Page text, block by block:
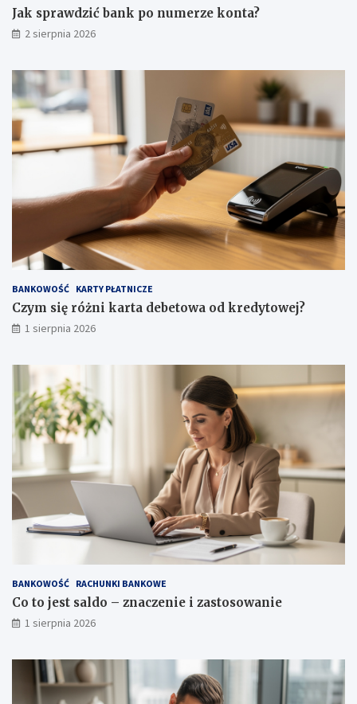
Jak sprawdzić bank po numerze konta?
2 sierpnia 2026
BANKOWOŚĆ KARTY PŁATNICZE
Czym się różni karta debetowa od kredytowej?
1 sierpnia 2026
BANKOWOŚĆ RACHUNKI BANKOWE
Co to jest saldo – znaczenie i zastosowanie
1 sierpnia 2026